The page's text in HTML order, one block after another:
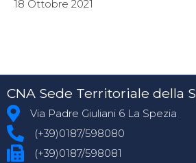
18 Ottobre 2021
CNA Sede Territoriale della
Via Padre Giuliani 6 La Spezia
(+39)0187/598080
(+39)0187/598081